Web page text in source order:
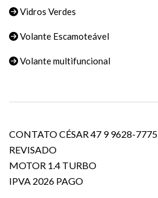
Vidros Verdes
Volante Escamoteável
Volante multifuncional
CONTATO CÉSAR 47 9 9628-7775
REVISADO
MOTOR 1.4 TURBO
IPVA 2026 PAGO